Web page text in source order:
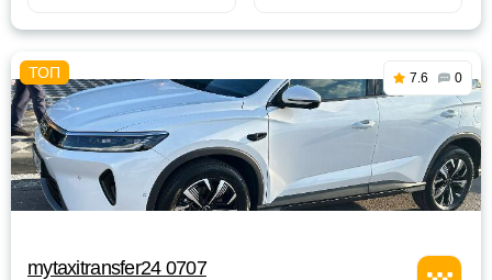
7.6 0
mytaxitransfer24 0707